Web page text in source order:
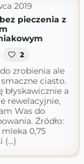
2019
pieczenia z
2
zrobienia ale
ciasto.
błyskawicznie a
rewelacyjnie,
Was do
Źródło:
0,75
(...)